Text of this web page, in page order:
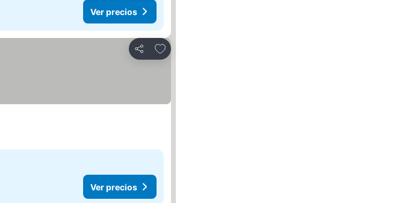
Ver precios
Compartir
Agregar a favoritos
Ver precios